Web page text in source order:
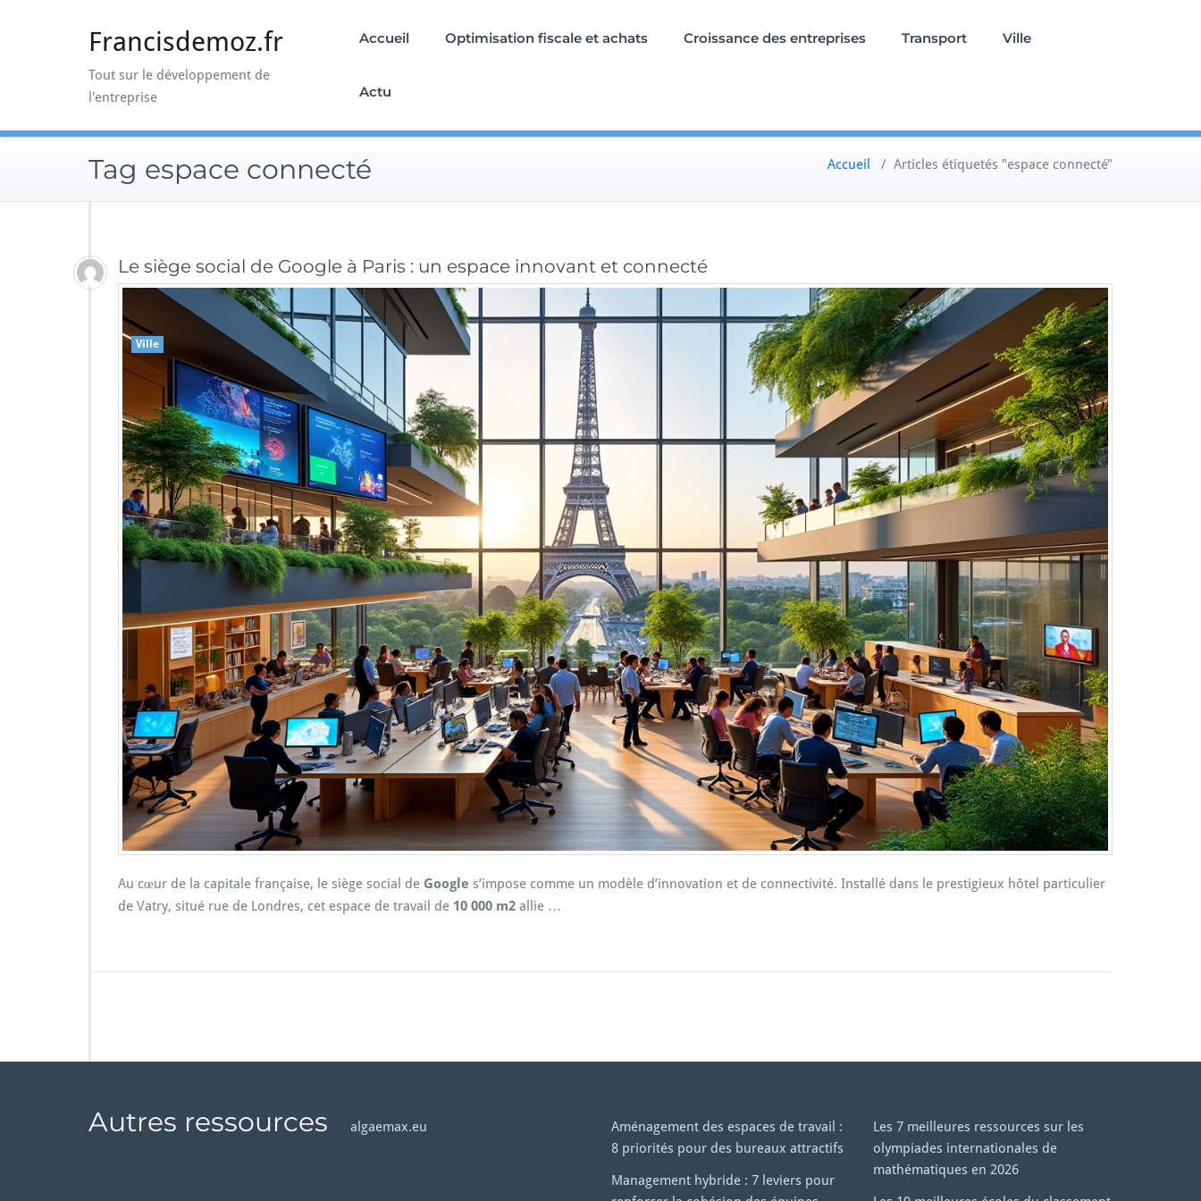
Francisdemoz.fr
Tout sur le développement de
l'entreprise
Accueil Optimisation fiscale et achats Croissance des entreprises Transport Ville
Actu
Tag espace connecté Accueil / Articles étiquetés "espace connecté"
Le siège social de Google à Paris : un espace innovant et connecté
Ville
Au cœur de la capitale française, le siège social de Google s’impose comme un modèle d’innovation et de connectivité. Installé dans le prestigieux hôtel particulier
de Vatry, situé rue de Londres, cet espace de travail de 10 000 m2 allie …
Autres ressources algaemax.eu
Aménagement des espaces de travail :
8 priorités pour des bureaux attractifs
Management hybride : 7 leviers pour
Les 7 meilleures ressources sur les
olympiades internationales de
mathématiques en 2026